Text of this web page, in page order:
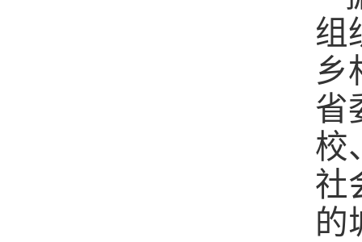
组
乡
省
校
社
的